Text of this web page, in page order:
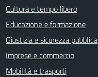
Cultura e tempo libero
Educazione e formazione
Giustizia e sicurezza pubblica
Imprese e commercio
Mobilità e trasporti